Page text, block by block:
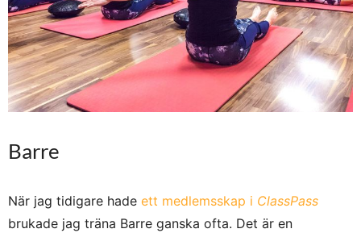
Barre
När jag tidigare hade ett medlemsskap i ClassPass
brukade jag träna Barre ganska ofta. Det är en